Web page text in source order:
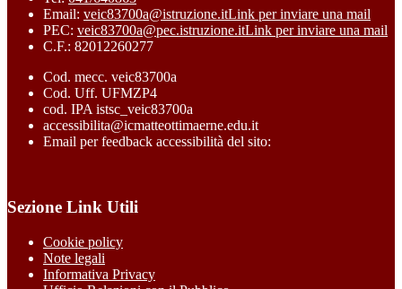
Email: veic83700a@istruzione.itLink per inviare una mail
PEC: veic83700a@pec.istruzione.itLink per inviare una mail
C.F.: 82012260277
Cod. mecc. veic83700a
Cod. Uff. UFMZP4
cod. IPA istsc_veic83700a
accessibilita@icmatteottimaerne.edu.it
Email per feedback accessibilità del sito:
Sezione Link Utili
Cookie policy
Note legali
Informativa Privacy